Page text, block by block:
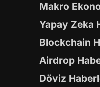
Makro
Yapay Zeka
Blockchain
Airdrop
Döviz